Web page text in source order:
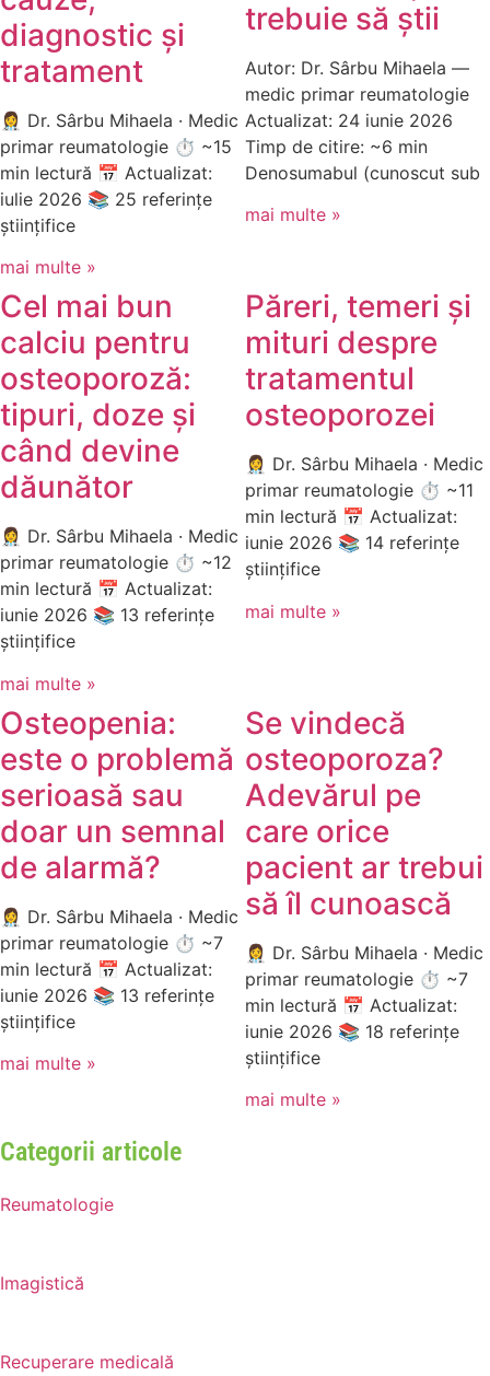
diagnostic și
tratament
👩‍⚕️ Dr. Sârbu Mihaela · Medic
primar reumatologie ⏱ ~15
min lectură 📅 Actualizat:
iulie 2026 📚 25 referințe
științifice
mai multe »
trebuie să știi
Autor: Dr. Sârbu Mihaela —
medic primar reumatologie
Actualizat: 24 iunie 2026
Timp de citire: ~6 min
Denosumabul (cunoscut sub
mai multe »
Cel mai bun
calciu pentru
osteoporoză:
tipuri, doze și
când devine
dăunător
👩‍⚕️ Dr. Sârbu Mihaela · Medic
primar reumatologie ⏱ ~12
min lectură 📅 Actualizat:
iunie 2026 📚 13 referințe
științifice
mai multe »
Păreri, temeri și
mituri despre
tratamentul
osteoporozei
👩‍⚕️ Dr. Sârbu Mihaela · Medic
primar reumatologie ⏱ ~11
min lectură 📅 Actualizat:
iunie 2026 📚 14 referințe
științifice
mai multe »
Osteopenia:
este o problemă
serioasă sau
doar un semnal
de alarmă?
👩‍⚕️ Dr. Sârbu Mihaela · Medic
primar reumatologie ⏱ ~7
min lectură 📅 Actualizat:
iunie 2026 📚 13 referințe
științifice
mai multe »
Se vindecă
osteoporoza?
Adevărul pe
care orice
pacient ar trebui
să îl cunoască
👩‍⚕️ Dr. Sârbu Mihaela · Medic
primar reumatologie ⏱ ~7
min lectură 📅 Actualizat:
iunie 2026 📚 18 referințe
științifice
mai multe »
Categorii articole
Reumatologie
Imagistică
Recuperare medicală